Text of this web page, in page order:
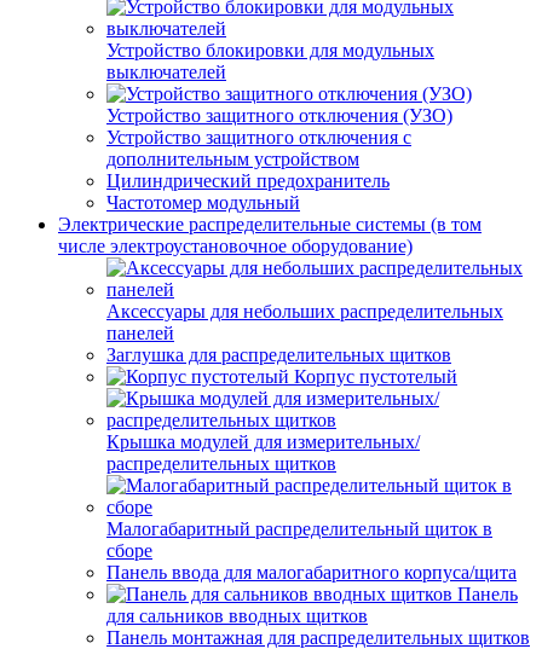
Устройство блокировки для модульных
выключателей
Устройство защитного отключения (УЗО)
Устройство защитного отключения с
дополнительным устройством
Цилиндрический предохранитель
Частотомер модульный
Электрические распределительные системы (в том
числе электроустановочное оборудование)
Аксессуары для небольших распределительных
панелей
Заглушка для распределительных щитков
Корпус пустотелый
Крышка модулей для измерительных/
распределительных щитков
Малогабаритный распределительный щиток в
сборе
Панель ввода для малогабаритного корпуса/щита
Панель
для сальников вводных щитков
Панель монтажная для распределительных щитков